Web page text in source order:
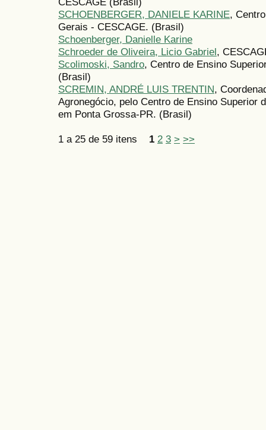
SCHOENBERGER, DANIELE KARINE,
Gerais - CESCAGE. (Brasil)
Schoenberger, Danielle Karine
Schroeder de Oliveira, Licio Gabriel,
Scolimoski, Sandro, Centro de Ensino
(Brasil)
SCREMIN, ANDRÉ LUIS TRENTIN,
Agronegócio, pelo Centro de Ensino Superior
em Ponta Grossa-PR. (Brasil)
1 a 25 de 59 itens 1 2 3 > >>